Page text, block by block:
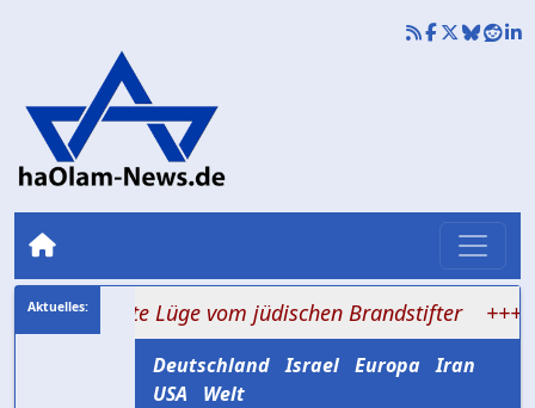
alte Lüge vom jüdischen Brandstifter +++ Hisbollah
Deutschland Israel Europa Iran
USA
Welt